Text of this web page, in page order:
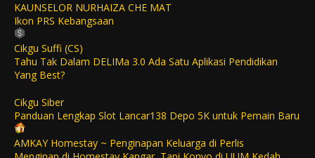
KAUNSELOR NURHAIZA CHE MAT
Ikon PRS Kebangsaan
Cikgu Suffi (CS)
Tahu Tak Dalam DELIMa 3.0 Ada Satu Aplikasi Pendidikan
Yang Best?
Cikgu Siber
Panduan Lengkap Slot Lancar138 Depo 5K untuk Pemain Baru
AMKAY Homestay ~ Penginapan Keluarga di Perlis